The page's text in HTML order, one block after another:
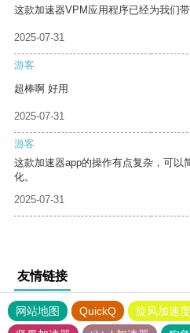
这款加速器VPM应用程序已经为我们
2025-07-31
游客
超棒啊 好用
2025-07-31
游客
这款加速器app的操作有点复杂，可以
化。
2025-07-31
友情链接
网站地图 QuickQ 旋风加速